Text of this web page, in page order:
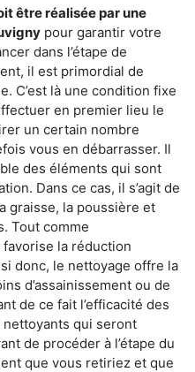
être réalisée par une
pour garantir votre
dans l’étape de
il est primordial de
C’est là une condition fixe
en premier lieu le
un certain nombre
vous en débarrasser. Il
des éléments qui sont
Dans ce cas, il s’agit de
graisse, la poussière et
Tout comme
favorise la réduction
donc, le nettoyage offre la
d’assainissement ou de
de ce fait l’efficacité des
qui seront
de procéder à l’étape du
que vous retiriez et que